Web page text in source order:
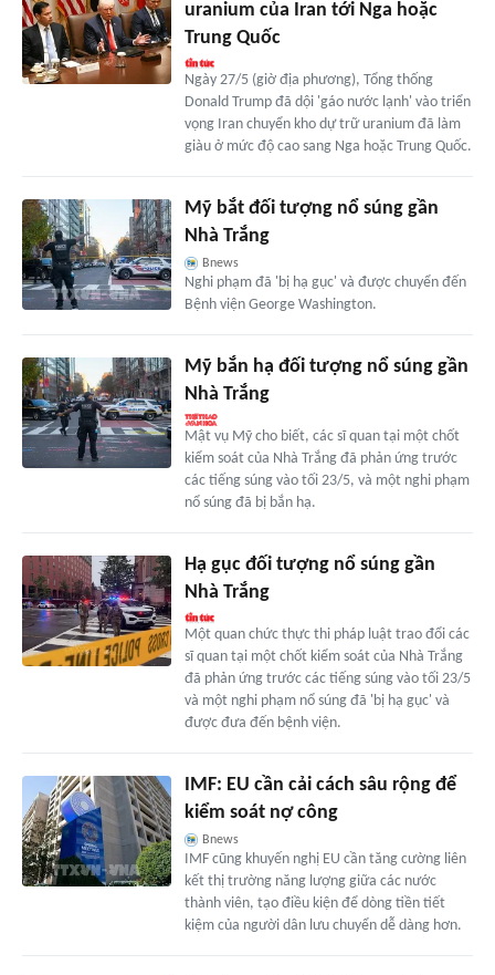
uranium của Iran tới Nga hoặc
Trung Quốc
Ngày 27/5 (giờ địa phương), Tổng thống
Donald Trump đã dội 'gáo nước lạnh' vào triển
vọng Iran chuyển kho dự trữ uranium đã làm
giàu ở mức độ cao sang Nga hoặc Trung Quốc.
Mỹ bắt đối tượng nổ súng gần
Nhà Trắng
Bnews
Nghi phạm đã 'bị hạ gục' và được chuyển đến
Bệnh viện George Washington.
Mỹ bắn hạ đối tượng nổ súng gần
Nhà Trắng
Mật vụ Mỹ cho biết, các sĩ quan tại một chốt
kiểm soát của Nhà Trắng đã phản ứng trước
các tiếng súng vào tối 23/5, và một nghi phạm
nổ súng đã bị bắn hạ.
Hạ gục đối tượng nổ súng gần
Nhà Trắng
Một quan chức thực thi pháp luật trao đổi các
sĩ quan tại một chốt kiểm soát của Nhà Trắng
đã phản ứng trước các tiếng súng vào tối 23/5
và một nghi phạm nổ súng đã 'bị hạ gục' và
được đưa đến bệnh viện.
IMF: EU cần cải cách sâu rộng để
kiểm soát nợ công
Bnews
IMF cũng khuyến nghị EU cần tăng cường liên
kết thị trường năng lượng giữa các nước
thành viên, tạo điều kiện để dòng tiền tiết
kiệm của người dân lưu chuyển dễ dàng hơn.